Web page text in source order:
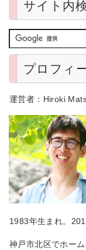
サイト内
プロフィ
運営者：Hiroki
1983年生まれ。
神戸市北区でホー